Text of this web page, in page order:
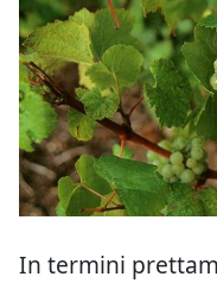
In termini